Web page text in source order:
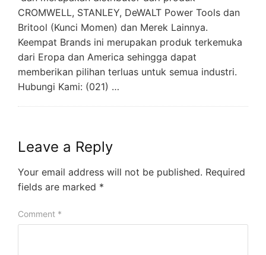
CROMWELL, STANLEY, DeWALT Power Tools dan
Britool (Kunci Momen) dan Merek Lainnya.
Keempat Brands ini merupakan produk terkemuka
dari Eropa dan America sehingga dapat
memberikan pilihan terluas untuk semua industri.
Hubungi Kami: (021) …
Leave a Reply
Your email address will not be published. Required
fields are marked *
Comment *